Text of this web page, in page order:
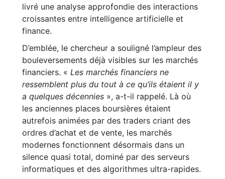
livré une analyse approfondie des interactions
croissantes entre intelligence artificielle et
finance.
D’emblée, le chercheur a souligné l’ampleur des
bouleversements déjà visibles sur les marchés
financiers. « Les marchés financiers ne
ressemblent plus du tout à ce qu’ils étaient il y
a quelques décennies », a-t-il rappelé. Là où
les anciennes places boursières étaient
autrefois animées par des traders criant des
ordres d’achat et de vente, les marchés
modernes fonctionnent désormais dans un
silence quasi total, dominé par des serveurs
informatiques et des algorithmes ultra-rapides.